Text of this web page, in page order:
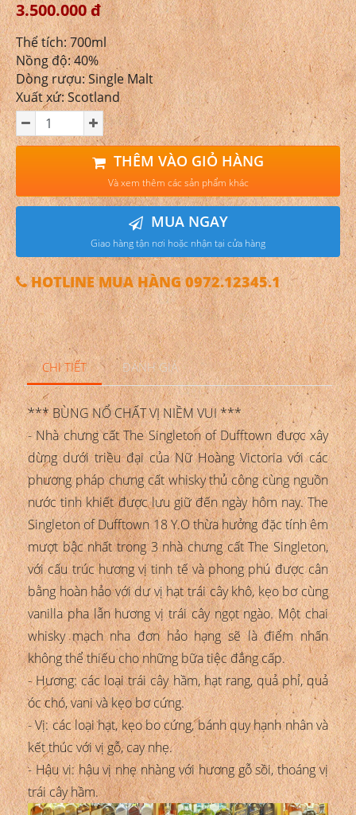
3.500.000 đ
Thể tích: 700ml
Nồng độ: 40%
Dòng rượu: Single Malt
Xuất xứ: Scotland
THÊM VÀO GIỎ HÀNG
Và xem thêm các sản phẩm khác
MUA NGAY
Giao hàng tận nơi hoặc nhận tại cửa hàng
HOTLINE MUA HÀNG 0972.12345.1
CHI TIẾT ĐÁNH GIÁ
*** BÙNG NỔ CHẤT VỊ NIỀM VUI ***
- Nhà chưng cất The Singleton of Dufftown được xây
dừng dưới triều đại của Nữ Hoàng Victoria với các
phương pháp chưng cất whisky thủ công cùng nguồn
nước tinh khiết được lưu giữ đến ngày hôm nay. The
Singleton of Dufftown 18 Y.O thừa hưởng đặc tính êm
mượt bậc nhất trong 3 nhà chưng cất The Singleton,
với cấu trúc hương vị tinh tế và phong phú được cân
bằng hoàn hảo với dư vị hạt trái cây khô, kẹo bơ cùng
vanilla pha lẫn hương vị trái cây ngọt ngào. Một chai
whisky mạch nha đơn hảo hạng sẽ là điểm nhấn
không thể thiếu cho những bữa tiệc đẳng cấp.
- Hương: các loại trái cây hầm, hạt rang, quả phỉ, quả
óc chó, vani và kẹo bơ cứng.
- Vị: các loại hạt, kẹo bo cứng, bánh quy hạnh nhân và
kết thúc với vị gỗ, cay nhẹ.
- Hậu vi: hậu vị nhẹ nhàng với hương gỗ sồi, thoáng vị
trái cây hầm.